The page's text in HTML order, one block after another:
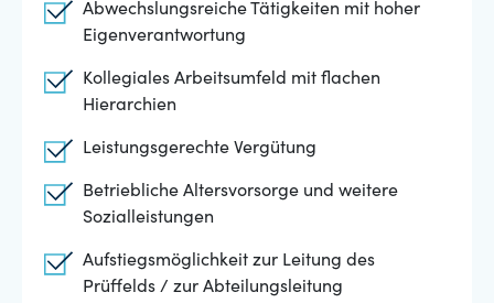
Abwechslungsreiche Tätigkeiten mit hoher
Eigenverantwortung
Kollegiales Arbeitsumfeld mit flachen
Hierarchien
Leistungsgerechte Vergütung
Betriebliche Altersvorsorge und weitere
Sozialleistungen
Aufstiegsmöglichkeit zur Leitung des
Prüffelds / zur Abteilungsleitung